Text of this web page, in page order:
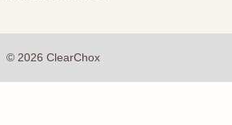
© 2026 ClearChox